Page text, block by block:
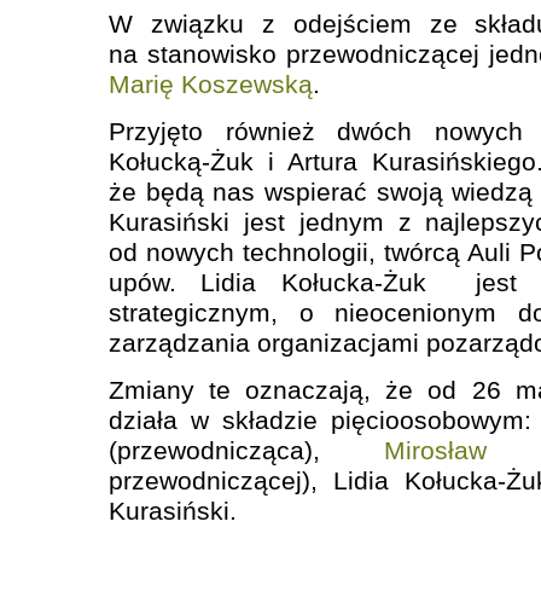
W związku z odejściem ze
na stanowisko przewodniczącej
Marię Koszewską.
Przyjęto również dwóch nowych
Kołucką-Żuk i Artura
że będą nas wspierać swoją
Kurasiński jest jednym z
od nowych technologii, twórcą Auli
upów. Lidia Kołucka-Żuk jest
strategicznym, o nieocenionym
zarządzania organizacjami
Zmiany te oznaczają, że od 26
działa w składzie
(przewodnicząca), Mirosław
przewodniczącej), Lidia Kołucka-
Kurasiński.